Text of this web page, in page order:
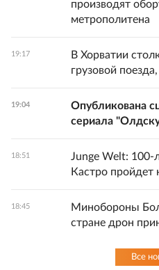
производят
метрополитена
19:17
В Хорватии
грузовой
19:04
Опубликована
сериала
18:51
Junge Welt:
Кастро
18:45
Минобороны
стране дрон
Все